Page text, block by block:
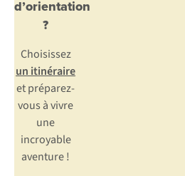
d’orientation
?
Choisissez
un itinéraire
et préparez-
vous à vivre
une
incroyable
aventure !